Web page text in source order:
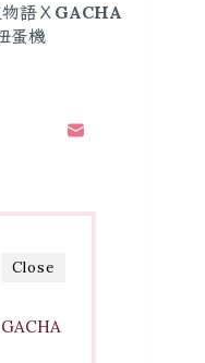
物語ＸGACHA
蛋機
Close